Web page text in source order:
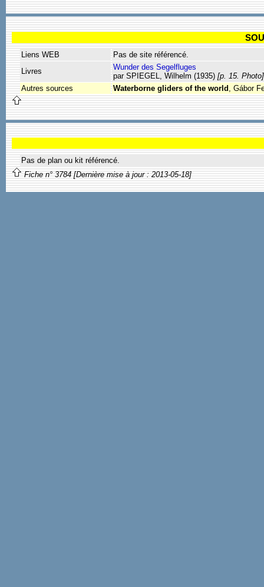
Liens WEB
Pas de site référencé.
Livres
Wunder des Segelfluges
par SPIEGEL, Wilhelm (1935) [p. 15.
Autres sources
Waterborne gliders of the world , Gábor
Pas de plan ou kit référencé.
Fiche n° 3784 [Dernière mise à jour : 2013-05-18]